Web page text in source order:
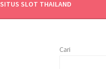
SITUS SLOT THAILAND
Cari